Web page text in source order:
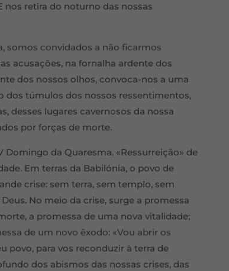
nos retira do noturno das nossas
somos convidados a não ficarmos
acusações, na fornalha ardente dos
dos nossos olhos, convoca-nos a uma
dos túmulos dos nossos ressentimentos,
desses lugares cavernosos da nossa
por forças de morte.
Domingo da Quaresma. «Ressurreição» de
Em terras da Babilónia, o povo de
crise: sem terra, sem templo, sem
No meio da crise, surge a promessa
a promessa de uma nova vitalidade;
de um novo êxodo: «Vou abrir os
povo, para vos reconduzir à terra de
dos abismos das nossas crises, das